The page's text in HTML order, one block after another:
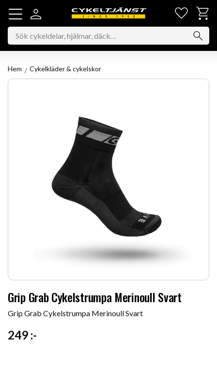
Meny
Hem Cykelkläder & cykelskor
Grip Grab Cykelstrumpa Merinoull Svart
Grip Grab Cykelstrumpa Merinoull Svart
249 :-